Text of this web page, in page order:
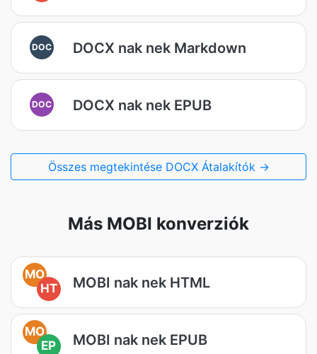
DOC DOCX nak nek Markdown
DOC DOCX nak nek EPUB
Összes megtekintése DOCX Átalakítók →
Más MOBI konverziók
MO
HT
MOBI nak nek HTML
MO
EP
MOBI nak nek EPUB